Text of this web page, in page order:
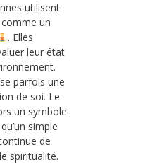
utilisent
un
. Elles
leur état
parfois une
de soi. Le
un symbole
simple
de
spiritualité.